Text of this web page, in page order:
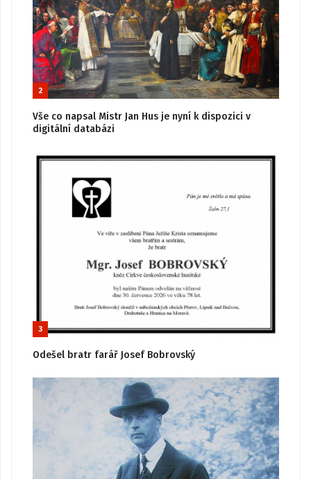
2
Vše co napsal Mistr Jan Hus je nyní k dispozici v
digitální databázi
3
Odešel bratr farář Josef Bobrovský